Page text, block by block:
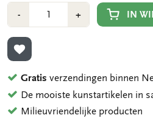
-Min
1
+Plus
1
IN
TOEVOEGEN AAN
Gratis verzendingen binnen
De mooiste kunstartikelen in
Milieuvriendelijke producten